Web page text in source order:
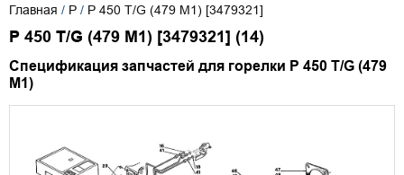
Главная / P / P 450 T/G (479 M1) [3479321]
P 450 T/G (479 M1) [3479321] (14)
Спецификация запчастей для горелки P 450 T/G (479
M1)